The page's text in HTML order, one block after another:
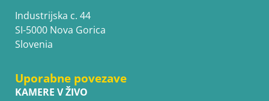
Industrijska c. 44
SI-5000 Nova Gorica
Slovenia
Uporabne povezave
KAMERE V ŽIVO